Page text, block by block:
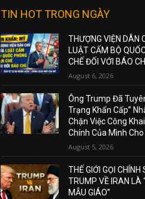
TIN HOT TRONG NGÀY
THƯỢNG VIỆN DÂN
LUẬT CẤM BỘ
CHẾ ĐỐI VỚI BÁO CHÍ
August 6, 2026
Ông Trump Đã
Trạng Khẩn Cấp”
Chặn Việc Công
Chính Của Mình
August 5, 2026
THẾ GIỚI GỌI CHÍNH
TRUMP VỀ IRAN LÀ
MẪU GIÁO”